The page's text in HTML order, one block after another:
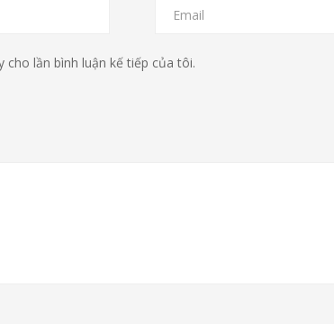
lần bình luận kế tiếp của tôi.